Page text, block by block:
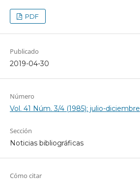
PDF
Publicado
2019-04-30
Número
Vol. 41 Núm. 3/4 (1985): julio-diciembre
Sección
Noticias bibliográficas
Cómo citar